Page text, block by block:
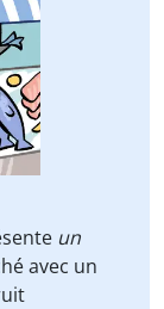
un
avec un